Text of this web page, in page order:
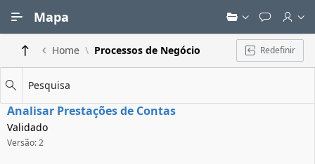
Mapa
Home Processos de Negócio Redefinir
Pesquisa
Analisar Prestações de Contas
Validado
Versão: 2